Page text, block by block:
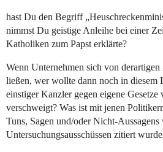
hast Du den Begriff
nimmst Du geistige Anleihe bei einer
Katholiken zum Papst erklärte?
Wenn Unternehmen sich von
ließen, wer wollte dann noch in diesem
einstiger Kanzler gegen eigene Gesetze
verschweigt? Was ist mit jenen
Tuns, Sagen und/oder Nicht-
Untersuchungsausschüssen zitiert